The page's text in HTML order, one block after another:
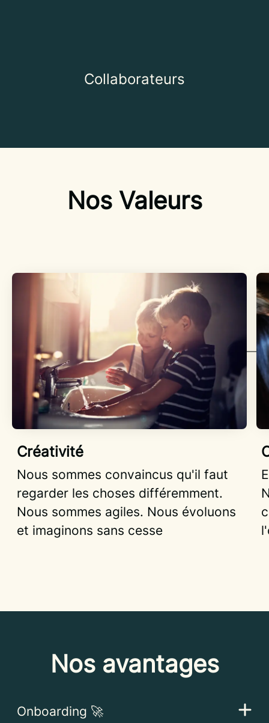
Collaborateurs
Nos Valeurs
Créativité
Nous sommes convaincus qu'il faut
regarder les choses différemment.
Nous sommes agiles. Nous évoluons
et imaginons sans cesse
Nos avantages
Onboarding 🚀